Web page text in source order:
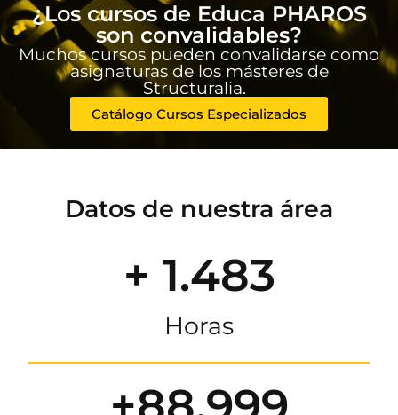
¿Los cursos de Educa PHAROS
son convalidables?
Muchos cursos pueden convalidarse como
asignaturas de los másteres de
Structuralia.
Catálogo Cursos Especializados
Datos de nuestra área
+ 1.483
Horas